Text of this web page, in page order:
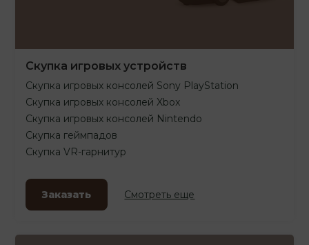
Скупка игровых устройств
Скупка игровых консолей Sony PlayStation
Скупка игровых консолей Xbox
Скупка игровых консолей Nintendo
Скупка геймпадов
Скупка VR-гарнитур
Заказать Смотреть еще